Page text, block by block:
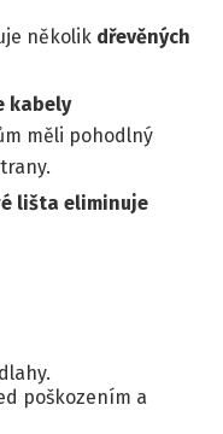
několik dřevěných
kabely
měli pohodlný
lišta eliminuje
poškozením a